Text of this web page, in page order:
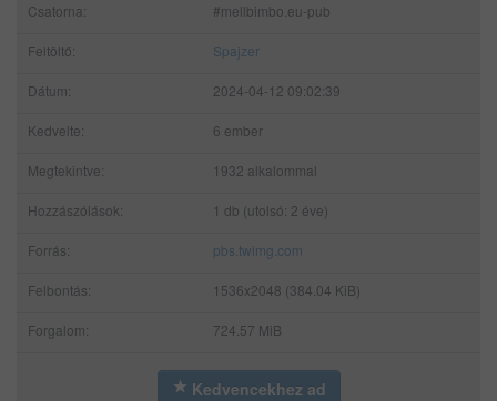
Csatorna: #mellbimbo.eu-pub
Feltöltő: Spajzer
Dátum: 2024-04-12 09:02:39
Kedvelte: 6 ember
Megtekintve: 1932 alkalommal
Hozzászólások: 1 db (utolsó: 2 éve)
Forrás: pbs.twimg.com
Felbontás: 1536x2048 (384.04 KiB)
Forgalom: 724.57 MiB
Kedvencekhez ad